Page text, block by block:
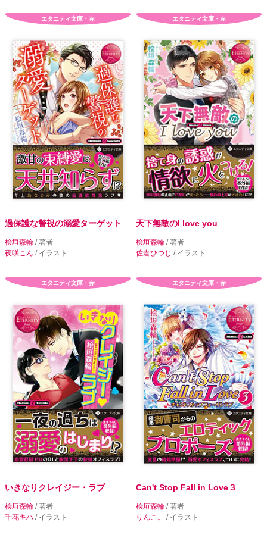
エタニティ文庫・赤
過保護な警視の溺愛ターゲット
桧垣森輪 / 著者
夜咲こん / イラスト
エタニティ文庫・赤
天下無敵のI love you
桧垣森輪 / 著者
佐倉ひつじ / イラスト
エタニティ文庫・赤
いきなりクレイジー・ラブ
桧垣森輪 / 著者
千花キハ / イラスト
エタニティ文庫・赤
Can't Stop Fall in Love３
桧垣森輪 / 著者
りんこ。 / イラスト